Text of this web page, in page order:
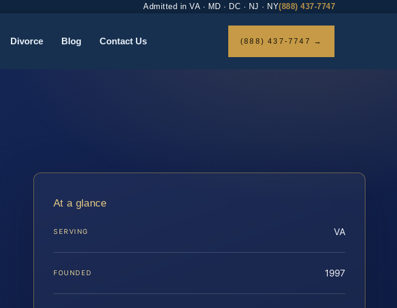
Admitted in VA · MD · DC · NJ · NY(888) 437-7747
Divorce Blog Contact Us (888) 437-7747 →
At a glance
SERVING VA
FOUNDED 1997